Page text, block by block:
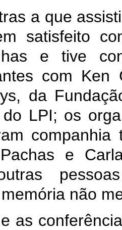
a que
satisfeito
e tive
com Ken
da
LPI; os
companhia
e
não
as